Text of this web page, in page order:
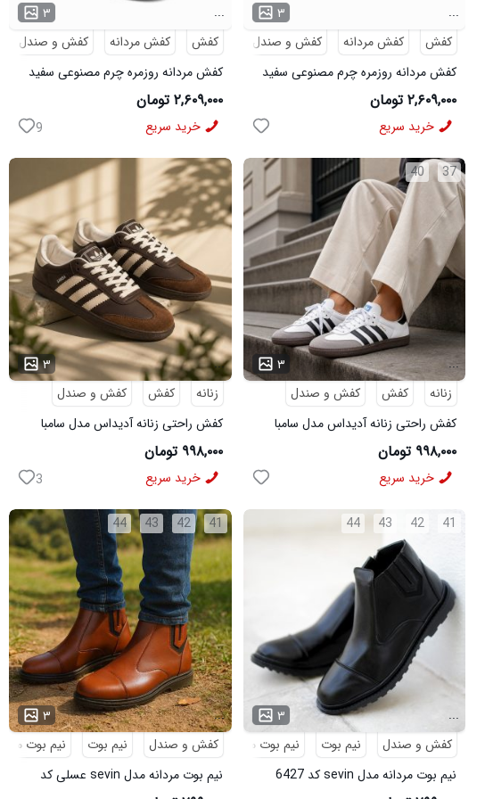
۳
...
کفش
کفش مردانه
کفش و صندل
کفش مردانه روزمره چرم مصنوعی سفید
سرمه ای On Running مدل 50918
۲,۶۰۹,۰۰۰ تومان
خرید سریع
۳
...
کفش
کفش مردانه
کفش و صندل
کفش مردانه روزمره چرم مصنوعی سفید
سبز On Running مدل 50919
۲,۶۰۹,۰۰۰ تومان
خرید سریع 9
37
40
۳
...
زنانه
کفش
کفش و صندل
کفش راحتی زنانه آدیداس مدل سامبا
سفید
۹۹۸,۰۰۰ تومان
خرید سریع
۳
...
زنانه
کفش
کفش و صندل
کفش راحتی زنانه آدیداس مدل سامبا
قهوه ای
۹۹۸,۰۰۰ تومان
خرید سریع 3
41
42
43
44
۳
...
کفش و صندل
نیم بوت
نیم بوت مردانه
نیم بوت مردانه مدل sevin کد 6427
41
42
43
44
۳
...
کفش و صندل
نیم بوت
نیم بوت مردانه
نیم بوت مردانه مدل sevin عسلی کد